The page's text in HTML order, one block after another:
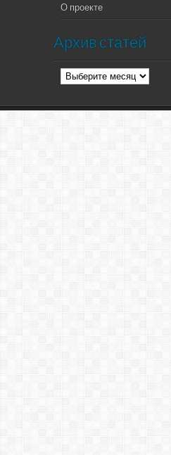
О проекте
Архив статей
Архив
статей